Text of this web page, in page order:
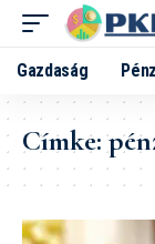
Gazdaság
Címke: